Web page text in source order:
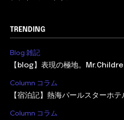
TRENDING
Blog 雑記
【blog】表現の極地。
Column コラム
【宿泊記】熱海パールスターホテ
Column コラム